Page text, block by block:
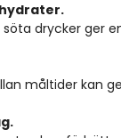
söta drycker ger
måltider